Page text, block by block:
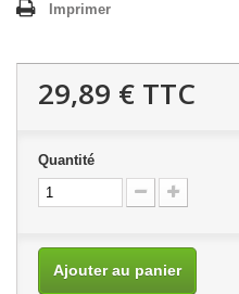
Imprimer
29,89 € TTC
Quantité
Ajouter au panier